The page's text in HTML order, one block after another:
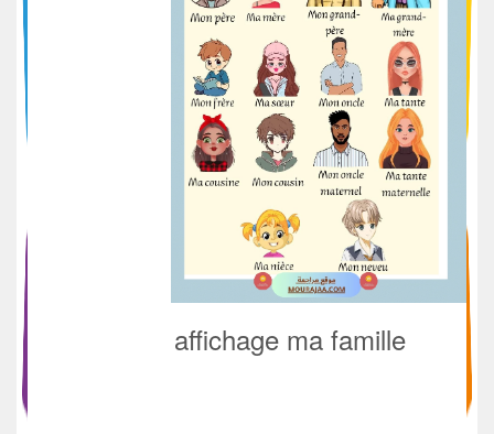
affichage ma famille